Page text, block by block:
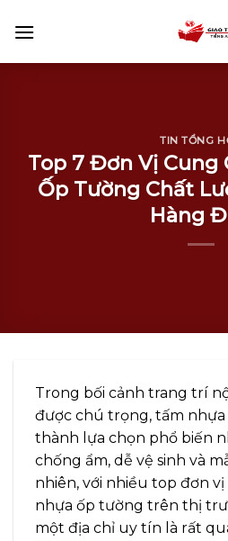
TIN TỔNG
Top 7 Đơn Vị Cung
Ốp Tường Chất
Hàng
Trong bối cảnh trang trí
được chú trọng, tấm
thành lựa chọn phổ biến
chống ẩm, dễ vệ sinh và
nhiên, với nhiều top đơn
nhựa ốp tường trên thị
một địa chỉ uy tín là rất